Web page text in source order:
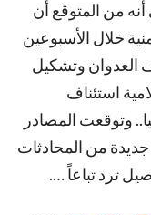
من المتوقع أن
خلال الأسبوعين
العدوان وتشكيل
استئناف
2016 في أثيوبيا.. وتوقعت المصادر
من المحادثات
ترد تباعاً ….